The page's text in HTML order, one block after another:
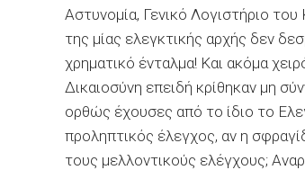
Αστυνομία, Γενικό Λογιστήριο
της μίας ελεγκτικής αρχής δεν
χρηματικό ένταλμα! Και ακόμα
Δικαιοσύνη επειδή κρίθηκαν μη
ορθώς έχουσες από το ίδιο το
προληπτικός έλεγχος, αν η
τους μελλοντικούς ελέγχους;